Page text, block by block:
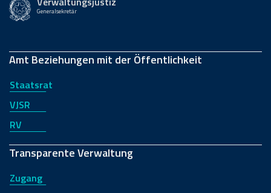
Generalsekretär
Amt Beziehungen mit der Öffentlichkeit
Staatsrat
VJSR
RV
Transparente Verwaltung
Zugang